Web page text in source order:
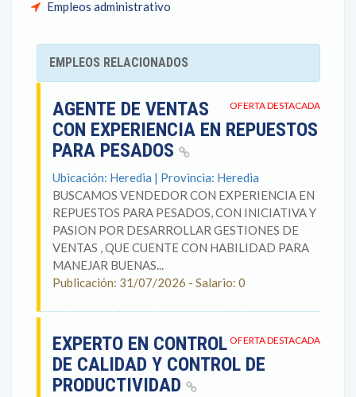
Empleos administrativo
EMPLEOS RELACIONADOS
OFERTA DESTACADA
AGENTE DE VENTAS
CON EXPERIENCIA EN REPUESTOS
PARA PESADOS
Ubicación: Heredia | Provincia: Heredia
BUSCAMOS VENDEDOR CON EXPERIENCIA EN
REPUESTOS PARA PESADOS, CON INICIATIVA Y
PASION POR DESARROLLAR GESTIONES DE
VENTAS , QUE CUENTE CON HABILIDAD PARA
MANEJAR BUENAS...
Publicación: 31/07/2026 - Salario: 0
OFERTA DESTACADA
EXPERTO EN CONTROL
DE CALIDAD Y CONTROL DE
PRODUCTIVIDAD